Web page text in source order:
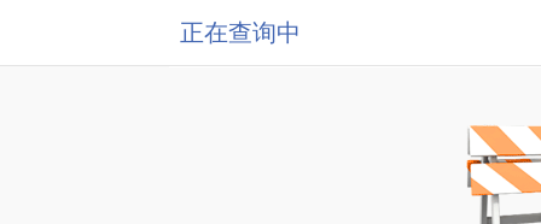
正在查询中